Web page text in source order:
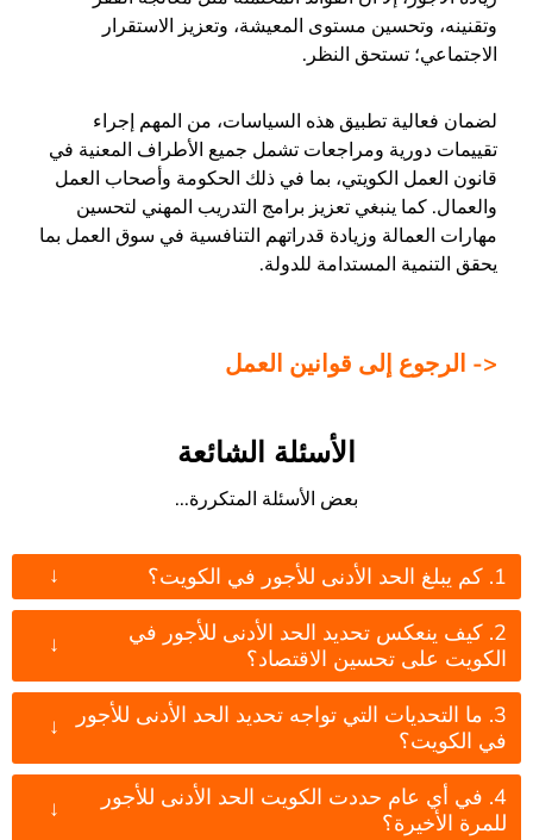
وتقنينه، وتحسين مستوى المعيشة، وتعزيز الاستقرار
الاجتماعي؛ تستحق النظر.
لضمان فعالية تطبيق هذه السياسات، من المهم إجراء
تقييمات دورية ومراجعات تشمل جميع الأطراف المعنية في
قانون العمل الكويتي، بما في ذلك الحكومة وأصحاب العمل
والعمال. كما ينبغي تعزيز برامج التدريب المهني لتحسين
مهارات العمالة وزيادة قدراتهم التنافسية في سوق العمل بما
يحقق التنمية المستدامة للدولة.
<- الرجوع إلى قوانين العمل
الأسئلة الشائعة
بعض الأسئلة المتكررة...
1. كم يبلغ الحد الأدنى للأجور في الكويت؟ ↓
2. كيف ينعكس تحديد الحد الأدنى للأجور في
الكويت على تحسين الاقتصاد؟
↓
3. ما التحديات التي تواجه تحديد الحد الأدنى للأجور
في الكويت؟
↓
4. في أي عام حددت الكويت الحد الأدنى للأجور
للمرة الأخيرة؟
↓